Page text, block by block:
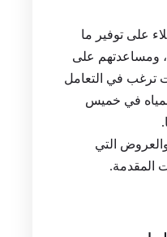
وفحص تسربات
على
على توفير ما
ومساعدتهم على
ترغب في التعامل
في خميس
المقدمة.